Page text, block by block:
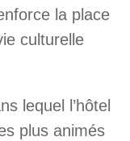
la place
culturelle
lequel l’hôtel
plus animés